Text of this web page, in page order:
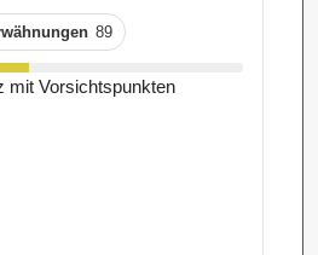
89
mit Vorsichtspunkten